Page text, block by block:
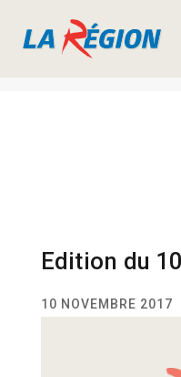
Edition du
10 NOVEMBRE 2017